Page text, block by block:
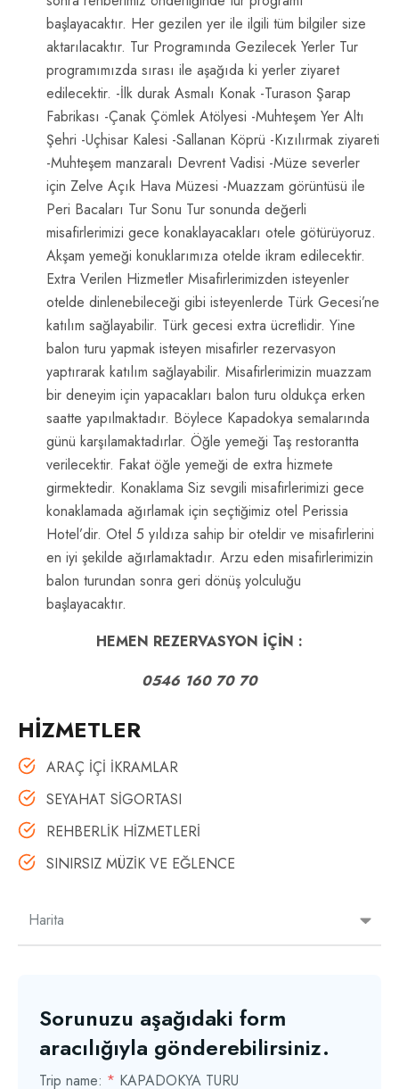
Harita
başlayacaktır. Her gezilen yer ile ilgili tüm bilgiler size
aktarılacaktır. Tur Programında Gezilecek Yerler Tur
programımızda sırası ile aşağıda ki yerler ziyaret
edilecektir. -İlk durak Asmalı Konak -Turason Şarap
Fabrikası -Çanak Çömlek Atölyesi -Muhteşem Yer Altı
Şehri -Uçhisar Kalesi -Sallanan Köprü -Kızılırmak ziyareti
-Muhteşem manzaralı Devrent Vadisi -Müze severler
için Zelve Açık Hava Müzesi -Muazzam görüntüsü ile
Peri Bacaları Tur Sonu Tur sonunda değerli
misafirlerimizi gece konaklayacakları otele götürüyoruz.
Akşam yemeği konuklarımıza otelde ikram edilecektir.
Extra Verilen Hizmetler Misafirlerimizden isteyenler
otelde dinlenebileceği gibi isteyenlerde Türk Gecesi’ne
katılım sağlayabilir. Türk gecesi extra ücretlidir. Yine
balon turu yapmak isteyen misafirler rezervasyon
yaptırarak katılım sağlayabilir. Misafirlerimizin muazzam
bir deneyim için yapacakları balon turu oldukça erken
saatte yapılmaktadır. Böylece Kapadokya semalarında
günü karşılamaktadırlar. Öğle yemeği Taş restorantta
verilecektir. Fakat öğle yemeği de extra hizmete
girmektedir. Konaklama Siz sevgili misafirlerimizi gece
konaklamada ağırlamak için seçtiğimiz otel Perissia
Hotel’dir. Otel 5 yıldıza sahip bir oteldir ve misafirlerini
en iyi şekilde ağırlamaktadır. Arzu eden misafirlerimizin
balon turundan sonra geri dönüş yolculuğu
başlayacaktır.
HEMEN REZERVASYON İÇİN :
0546 160 70 70
HİZMETLER
ARAÇ İÇİ İKRAMLAR
SEYAHAT SİGORTASI
REHBERLİK HİZMETLERİ
SINIRSIZ MÜZİK VE EĞLENCE
Sorunuzu aşağıdaki form
aracılığıyla gönderebilirsiniz.
Trip name: * KAPADOKYA TURU